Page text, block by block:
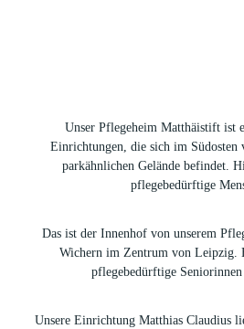
Unser Pflegeheim Matthäistift ist
Einrichtungen, die sich im
parkähnlichen Gelände befindet.
pflegebedürftige
Das ist der Innenhof von unserem
Wichern im Zentrum von Leipzig.
pflegebedürftige
Unsere Einrichtung Matthias Claudius